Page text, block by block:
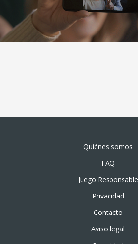
Quiénes somos
FAQ
Juego Responsable
Privacidad
Contacto
Aviso legal